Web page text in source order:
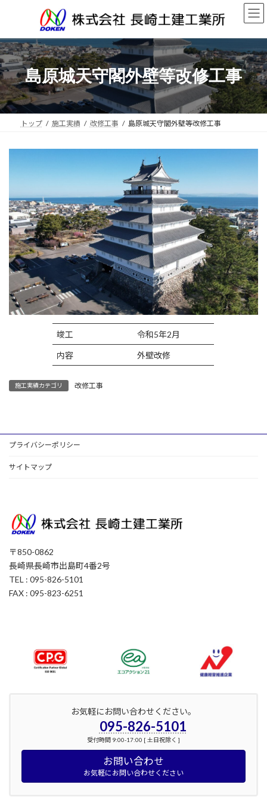
ン
ツ
へ
ス
キ
ッ
プ
ー
シ
ョ
ン
に
移
動
島原城天守閣外壁等改修工事
トップ 施工実績 改修工事 島原城天守閣外壁等改修工事
竣工 令和5年2月
内容 外壁改修
施工実績カテゴリ 改修工事
プライバシーポリシー
サイトマップ
〒850-0862
長崎県長崎市出島町4番2号
TEL : 095-826-5101
FAX : 095-823-6251
お気軽にお問い合わせください。
095-826-5101
受付時間 9:00-17:00 [ 土日祝除く ]
お問い合わせ
お気軽にお問い合わせください